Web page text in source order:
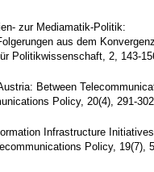
zur Mediamatik-Politik:
aus dem
Politikwissenschaft, 2, 143-
Between
Policy, 20(4), 291-302
Infrastructure
Policy, 19(7),